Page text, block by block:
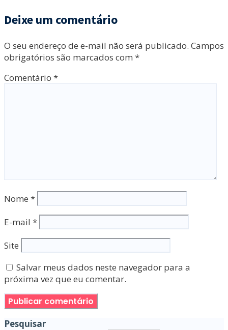
Deixe um comentário
O seu endereço de e-mail não será publicado. Campos
obrigatórios são marcados com *
Comentário *
Nome *
E-mail *
Site
Salvar meus dados neste navegador para a
próxima vez que eu comentar.
Pesquisar